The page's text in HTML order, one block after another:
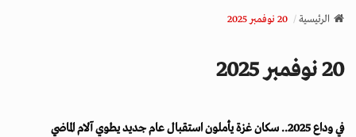
v
a
o
الرئيسية 20 نوفمبر 2025
20 نوفمبر 2025
في وداع 2025.. سكان غزة يأملون استقبال عام جديد يطوي آلام الماضي